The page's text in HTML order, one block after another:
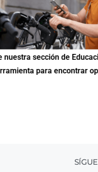
nuestra sección de
para encontrar